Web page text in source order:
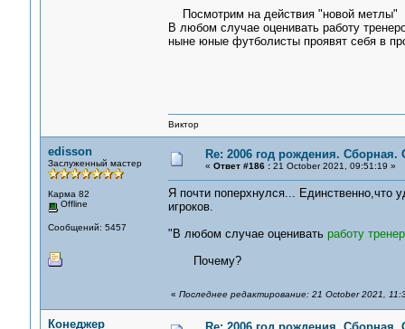
Посмотрим на действия "новой метлы"
В любом случае оценивать работу
ныне юные футболисты проявят себя в
Виктор
edisson
Заслуженный мастер
Карма 82
Offline
Сообщений: 5457
Re: 2006 год рождения.
« Ответ #186 :21 October 2021, 09:51:19 »
Я почти поперхнулся... Единственно,что
игроков.
"В любом случае оцениватьработу
Почему?
« Последнее редактирование: 21 October 2021,
Конеджер